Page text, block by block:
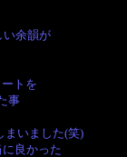
い余韻が
トを
事
まいました(笑)
良かった